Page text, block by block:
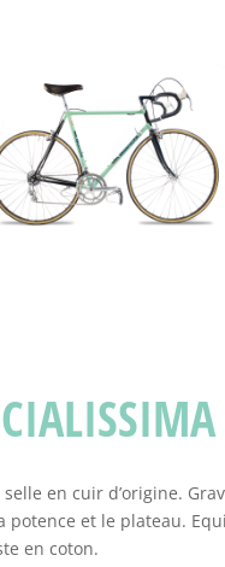
en cuir d’origine.
et le plateau.
en coton.